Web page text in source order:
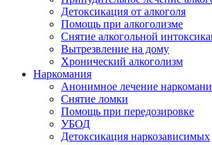
Детоксикация от алкоголя
Помощь при алкоголизме
Снятие алкогольной
Вытрезвление на дому
Хронический алкоголизм
Наркомания
Анонимное лечение
Снятие ломки
Помощь при передозировке
УБОД
Детоксикация наркозависимых